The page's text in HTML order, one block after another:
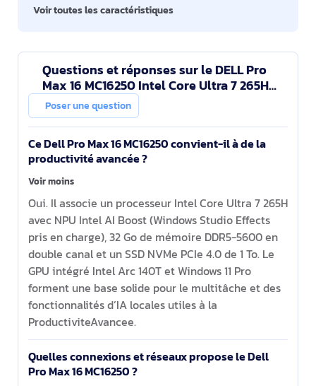
Voir toutes les caractéristiques
Questions et réponses sur le DELL Pro
Max 16 MC16250 Intel Core Ultra 7 265H
Station de travail mobile 40,6 cm (16")
Full HD+ 32
Poser une question
Ce Dell Pro Max 16 MC16250 convient-il à de la
productivité avancée ?
Voir moins
Oui. Il associe un processeur Intel Core Ultra 7 265H
avec NPU Intel AI Boost (Windows Studio Effects
pris en charge), 32 Go de mémoire DDR5-5600 en
double canal et un SSD NVMe PCIe 4.0 de 1 To. Le
GPU intégré Intel Arc 140T et Windows 11 Pro
forment une base solide pour le multitâche et des
fonctionnalités d’IA locales utiles à la
ProductiviteAvancee.
Quelles connexions et réseaux propose le Dell
Pro Max 16 MC16250 ?